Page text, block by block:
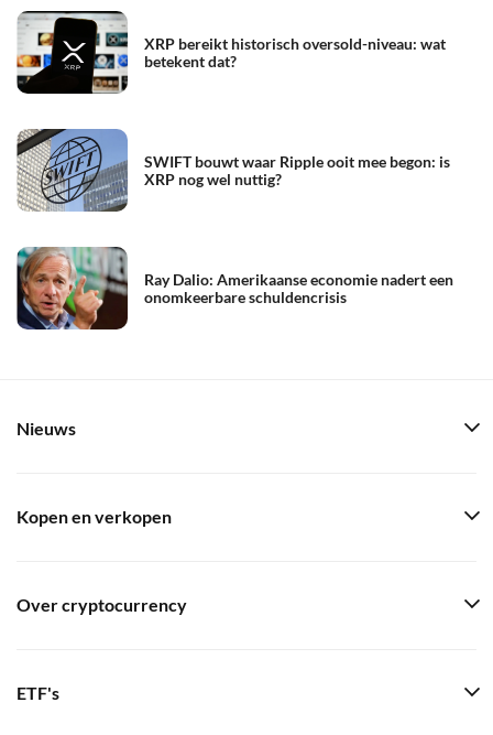
XRP bereikt historisch oversold-niveau: wat
betekent dat?
SWIFT bouwt waar Ripple ooit mee begon: is
XRP nog wel nuttig?
Ray Dalio: Amerikaanse economie nadert een
onomkeerbare schuldencrisis
Nieuws
Kopen en verkopen
Over cryptocurrency
ETF's